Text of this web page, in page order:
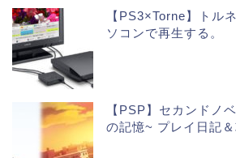
【PS3×Torne】トル
ソコンで再生する。
【PSP】セカンドノ
の記憶~ プレイ日記